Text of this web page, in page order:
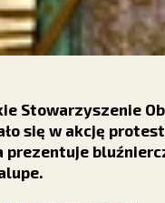
Stowarzyszenie
się w akcję
prezentuje